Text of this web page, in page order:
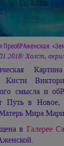
ПреобРАженская.
Холст,
Кисти
смысла и
Путь в
Мира
в Галерее